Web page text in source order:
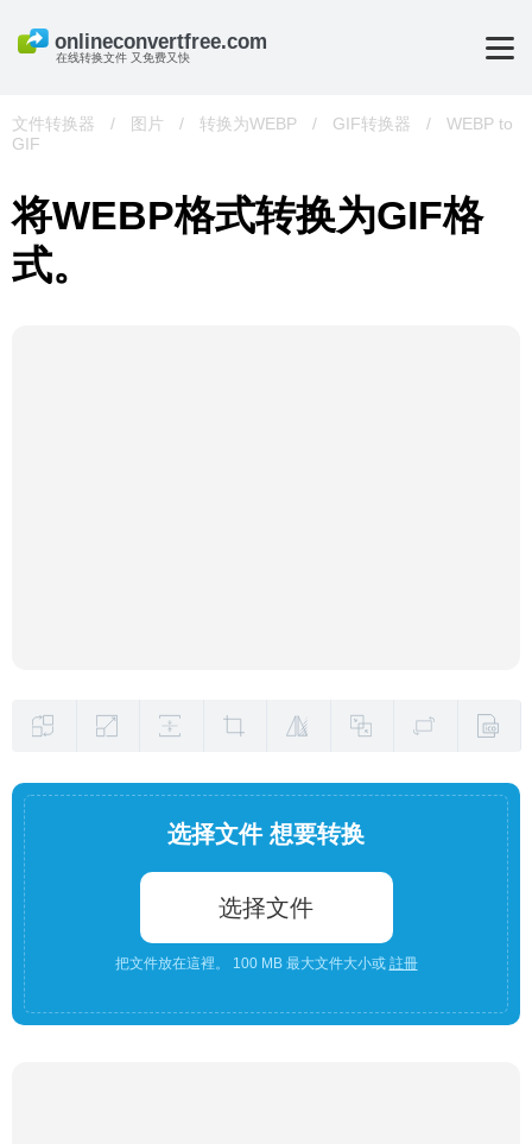
在线转换文件 又免费又快
文件转换器 / 图片 / 转换为WEBP / GIF转换器 /
WEBP to
GIF
将WEBP格式转换为GIF格
式。
选择文件 想要转换
选择文件
把文件放在這裡。 100 MB 最大文件大小或 註冊